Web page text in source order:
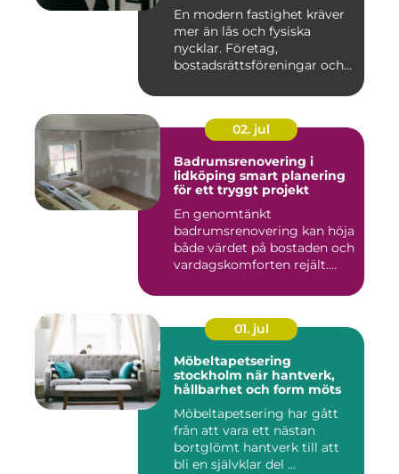
En modern fastighet kräver
mer än lås och fysiska
nycklar. Företag,
bostadsrättsföreningar och
02. jul
Badrumsrenovering i
lidköping smart planering
för ett tryggt projekt
En genomtänkt
badrumsrenovering kan höja
både värdet på bostaden och
vardagskomforten rejält.
01. jul
Möbeltapetsering
stockholm när hantverk,
hållbarhet och form möts
Möbeltapetsering har gått
från att vara ett nästan
bortglömt hantverk till att
bli en självklar del ...